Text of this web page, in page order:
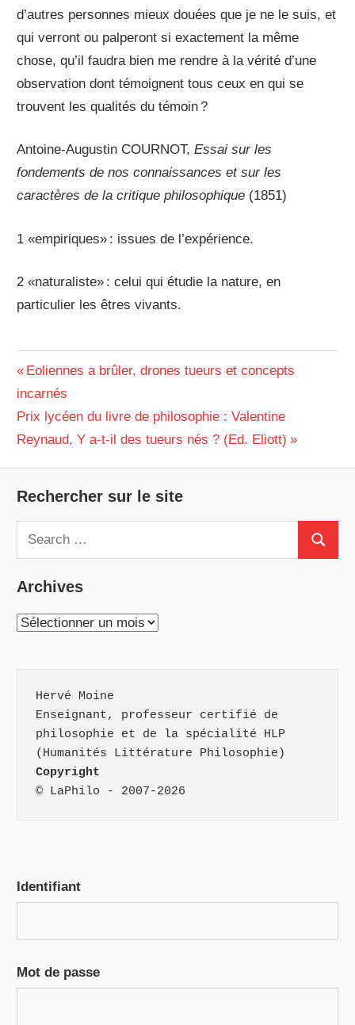
d’autres personnes mieux douées que je ne le suis, et
qui verront ou palperont si exactement la même
chose, qu’il faudra bien me rendre à la vérité d’une
observation dont témoignent tous ceux en qui se
trouvent les qualités du témoin ?
Antoine-Augustin COURNOT,Essai sur les
fondements de nos connaissances et sur les
caractères de la critique philosophique (1851)
1 «empiriques» : issues de l’expérience.
2 «naturaliste» : celui qui étudie la nature, en
particulier les êtres vivants.
SUJET
BAC
Navigation
de
l’article
Previous
Post:
Eoliennes a brûler, drones tueurs et concepts
incarnés
Next
Post:
Prix lycéen du livre de philosophie : Valentine
Reynaud, Y a-t-il des tueurs nés ? (Ed. Eliott)
Rechercher sur le site
Search
for:
Search
Archives
Archives
Hervé Moine
Enseignant, professeur certifié de
philosophie et de la spécialité HLP
(Humanités Littérature Philosophie)
Copyright
© LaPhilo - 2007-2026
Identifiant
Mot de passe